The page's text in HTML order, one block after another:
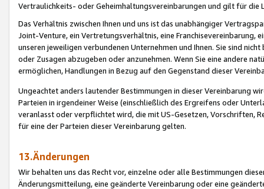
Vertraulichkeits- oder Geheimhaltungsvereinbarungen und gilt für die
Das Verhältnis zwischen Ihnen und uns ist das unabhängiger
Joint-Venture, ein Vertretungsverhältnis, eine Franchisevereinbarung,
unseren jeweiligen verbundenen Unternehmen und Ihnen. Sie sind
oder Zusagen abzugeben oder anzunehmen. Wenn Sie eine andere
ermöglichen, Handlungen in Bezug auf den Gegenstand dieser
Ungeachtet anders lautender Bestimmungen in dieser Vereinbarung
Parteien in irgendeiner Weise (einschließlich des Ergreifens oder
veranlasst oder verpflichtet wird, die mit US-Gesetzen, Vorschriften,
für eine der Parteien dieser Vereinbarung gelten.
13.Änderungen
Wir behalten uns das Recht vor, einzelne oder alle Bestimmungen
Änderungsmitteilung, eine geänderte Vereinbarung oder eine